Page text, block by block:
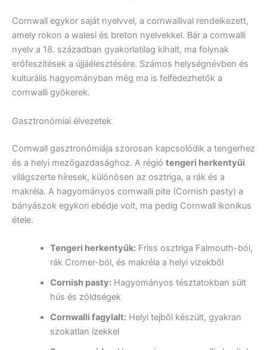
Cornwall egykor saját nyelvvel, a cornwallival rendelkezett,
amely rokon a walesi és breton nyelvekkel. Bár a cornwalli
nyelv a 18. században gyakorlatilag kihalt, ma folynak
erőfeszítések a újjáélesztésére. Számos helységnévben és
kulturális hagyományban még ma is felfedezhetők a
cornwalli gyökerek.
Gasztronómiai élvezetek
Cornwall gasztronómiája szorosan kapcsolódik a tengerhez
és a helyi mezőgazdasághoz. A régió tengeri herkentyűi
világszerte híresek, különösen az osztriga, a rák és a
makréla. A hagyományos cornwalli pite (Cornish pasty) a
bányászok egykori ebédje volt, ma pedig Cornwall ikonikus
étele.
Tengeri herkentyűk:Friss osztriga Falmouth-ból,
rák Cromer-ból, és makréla a helyi vizekből
Cornish pasty:Hagyományos tésztatokban sült
hús és zöldségek
Cornwalli fagylalt:Helyi tejből készült, gyakran
szokatlan ízekkel